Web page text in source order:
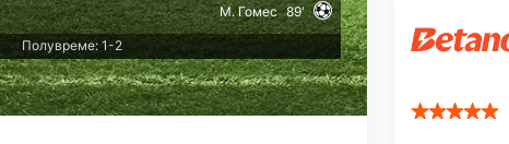
М. Гомес 89'
Полувреме: 1-2